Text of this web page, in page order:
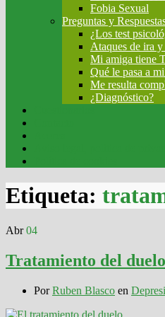
Fobia Sexual
Preguntas y
¿Los test
Ataques de ira
Mi amiga tiene
Qué le pasa a
Me resulta
¿Diagnóstico?
Etiqueta:
Abr 04
Tratamiento del duelo
PorRuben Blasco en